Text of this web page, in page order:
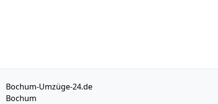
Bochum-Umzüge-24.de
Bochum